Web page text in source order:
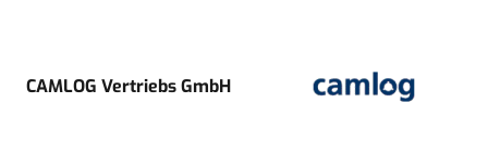
CAMLOG Vertriebs GmbH